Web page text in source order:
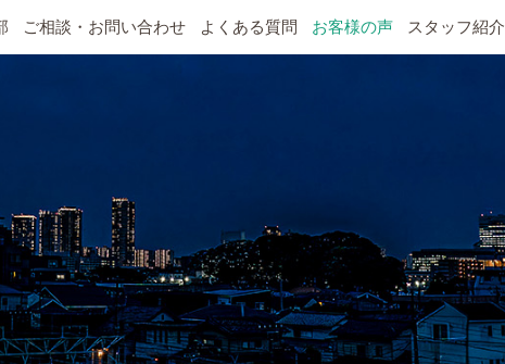
ご相談・お問い合わせ よくある質問 お客様の声 スタッフ紹介